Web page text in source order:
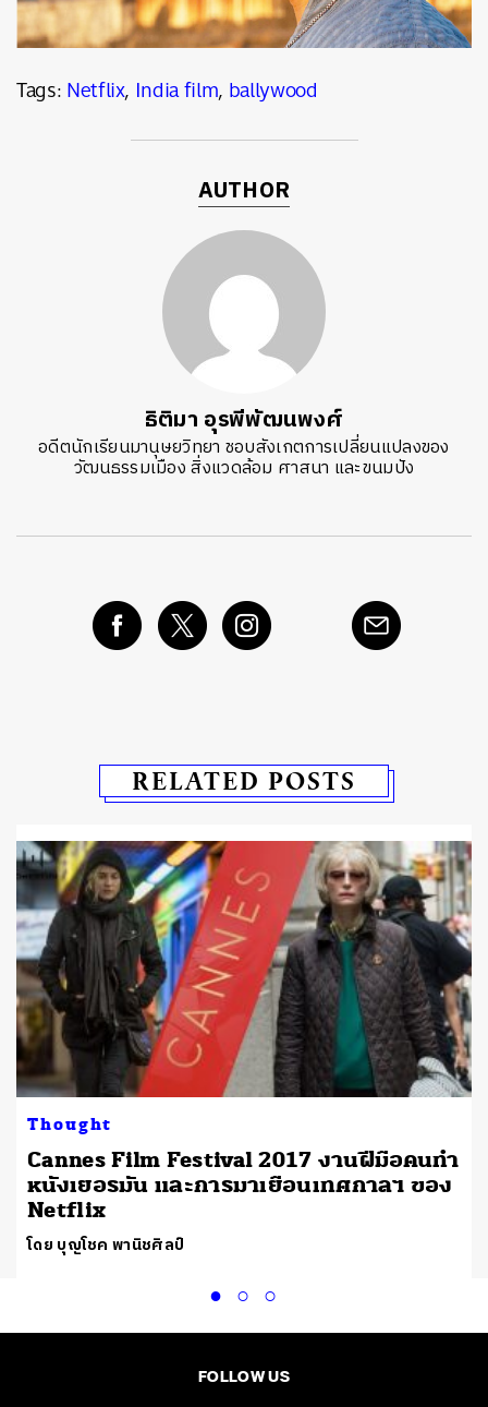
Tags:Netflix, India film, ballywood
AUTHOR
ธิติมา อุรพีพัฒนพงศ์
อดีตนักเรียนมานุษยวิทยา ชอบสังเกตการเปลี่ยนแปลงของ
วัฒนธรรมเมือง สิ่งแวดล้อม ศาสนา และขนมปัง
RELATED POSTS
Thought
Cannes Film Festival 2017 งานฝีมือคนทำ
หนังเยอรมัน และการมาเยือนเทศกาลฯ ของ
Netflix
โดย บุญโชค พานิชศิลป์
FOLLOW US